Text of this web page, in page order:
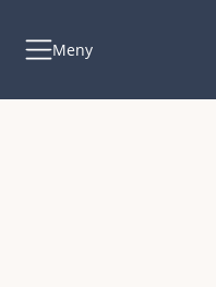
Meny